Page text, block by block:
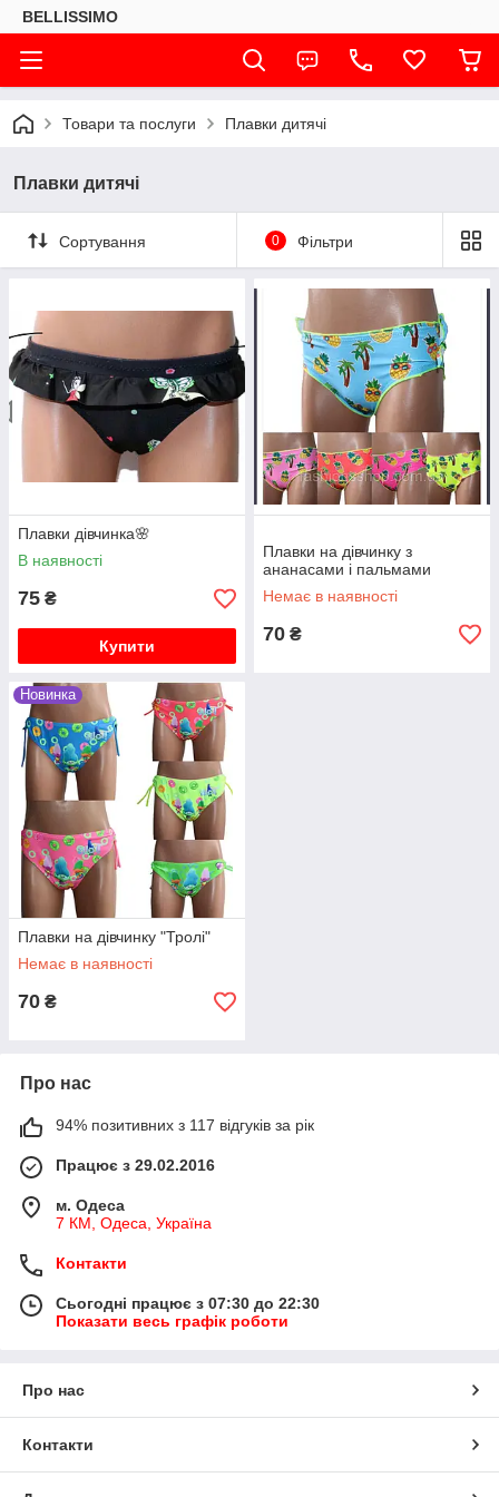
BELLISSIMO
Товари та послуги Плавки дитячі
Плавки дитячі
Сортування 0 Фільтри
Плавки дівчинка🌸
В наявності
75 ₴
Купити
Плавки на дівчинку з
ананасами і пальмами
Немає в наявності
70 ₴
Новинка
Плавки на дівчинку "Тролі"
Немає в наявності
70 ₴
Про нас
94% позитивних з 117 відгуків за рік
Працює з 29.02.2016
м. Одеса
7 КМ, Одеса, Україна
Контакти
Сьогодні працює з 07:30 до 22:30
Показати весь графік роботи
Про нас
Контакти